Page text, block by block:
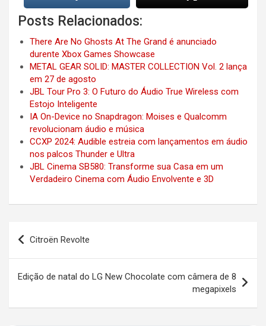
Posts Relacionados:
There Are No Ghosts At The Grand é anunciado
durente Xbox Games Showcase
METAL GEAR SOLID: MASTER COLLECTION Vol. 2 lança
em 27 de agosto
JBL Tour Pro 3: O Futuro do Áudio True Wireless com
Estojo Inteligente
IA On-Device no Snapdragon: Moises e Qualcomm
revolucionam áudio e música
CCXP 2024: Audible estreia com lançamentos em áudio
nos palcos Thunder e Ultra
JBL Cinema SB580: Transforme sua Casa em um
Verdadeiro Cinema com Áudio Envolvente e 3D
Post
navigation
Citroën Revolte
Edição de natal do LG New Chocolate com câmera de 8
megapixels